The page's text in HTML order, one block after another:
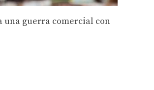
una guerra comercial con